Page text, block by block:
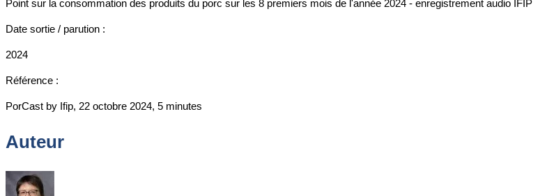
Point sur la consommation des produits du porc sur les 8 premiers mois de l'année 2024 - enregistrement audio IFIP
Date sortie / parution :
2024
Référence :
PorCast by Ifip, 22 octobre 2024, 5 minutes
Auteur